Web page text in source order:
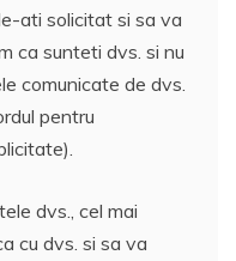
ati solicitat si sa va
ca sunteti dvs. si nu
comunicate de dvs.
pentru
dvs., cel mai
cu dvs. si sa va